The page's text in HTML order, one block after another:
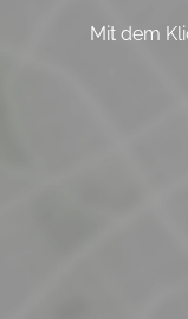
Mit dem